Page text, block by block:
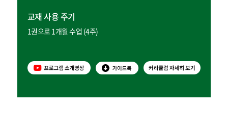
교재 사용 주기
1권으로 1개월 수업 (4주)